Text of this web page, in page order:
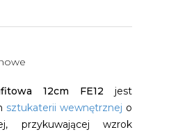
12cm FE12 jest
sztukaterii wewnętrznej o
przykuwającej wzrok